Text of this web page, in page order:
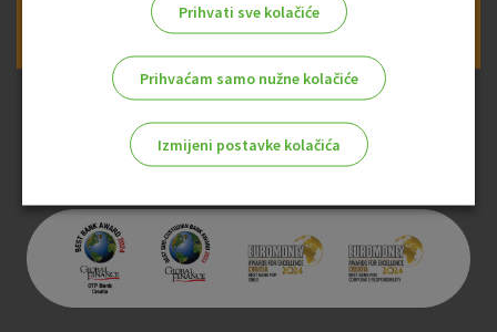
Prijava na newsletter OTP banke
Prihvati sve kolačiće
Prihvaćam samo nužne kolačiće
Izmijeni postavke kolačića